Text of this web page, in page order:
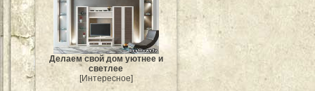
Делаем свой дом уютнее и
светлее
[Интересное]